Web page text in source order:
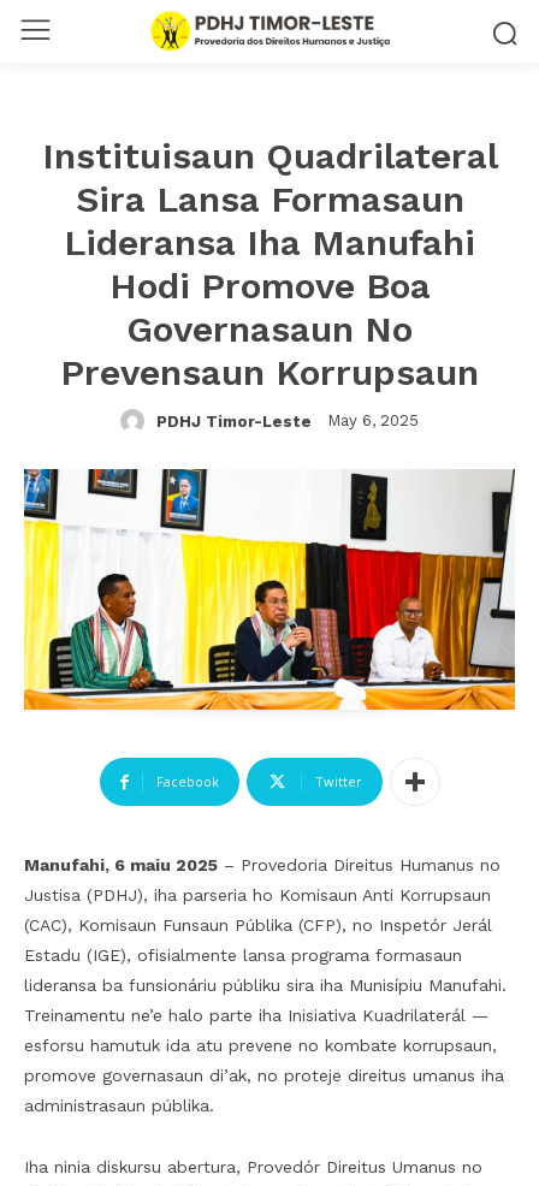
Instituisaun Quadrilateral
Sira Lansa Formasaun
Lideransa Iha Manufahi
Hodi Promove Boa
Governasaun No
Prevensaun Korrupsaun
PDHJ Timor-Leste May 6, 2025
Facebook Twitter
Manufahi, 6 maiu 2025 – Provedoria Direitus Humanus no
Justisa (PDHJ), iha parseria ho Komisaun Anti Korrupsaun
(CAC), Komisaun Funsaun Públika (CFP), no Inspetór Jerál
Estadu (IGE), ofisialmente lansa programa formasaun
lideransa ba funsionáriu públiku sira iha Munisípiu Manufahi.
Treinamentu ne’e halo parte iha Inisiativa Kuadrilaterál —
esforsu hamutuk ida atu prevene no kombate korrupsaun,
promove governasaun di’ak, no proteje direitus umanus iha
administrasaun públika.
Iha ninia diskursu abertura, Provedór Direitus Umanus no